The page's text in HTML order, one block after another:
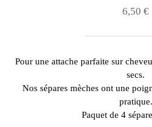
6,50 €
Pour une attache parfaite sur
secs.
Nos sépares mèches ont une
pratique.
Paquet de 4